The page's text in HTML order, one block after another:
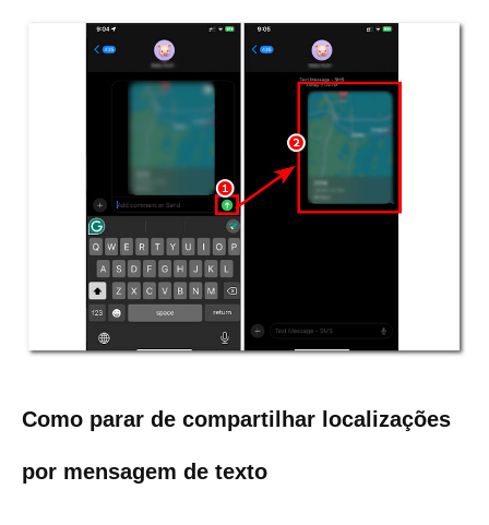
Como parar de compartilhar localizações
por mensagem de texto